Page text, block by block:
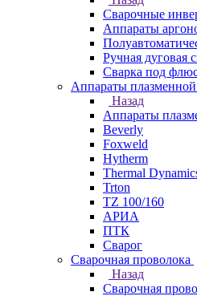
Сварочные
Аппараты
Ручная дуговая
Сварка под
Аппараты плазменной
Назад
Аппараты
Beverly
Foxweld
Hytherm
Thermal
Trton
TZ 100/160
АРИА
ПТК
Сварог
Сварочная проволока
Назад
Сварочная